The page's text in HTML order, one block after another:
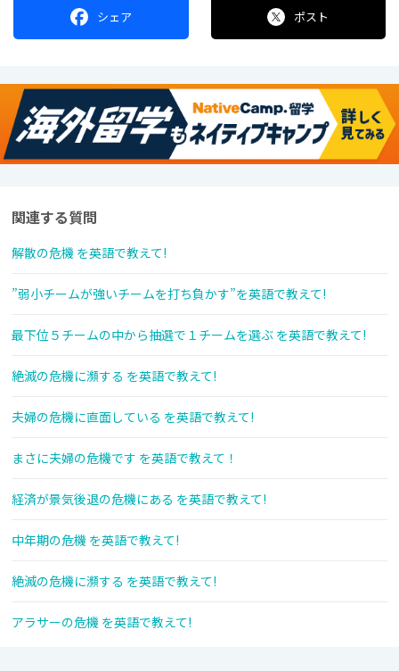
シェア ポスト
関連する質問
解散の危機 を英語で教えて!
”弱小チームが強いチームを打ち負かす”を英語で教えて!
最下位５チームの中から抽選で１チームを選ぶ を英語で教えて!
絶滅の危機に瀕する を英語で教えて!
夫婦の危機に直面している を英語で教えて!
まさに夫婦の危機です を英語で教えて！
経済が景気後退の危機にある を英語で教えて!
中年期の危機 を英語で教えて!
絶滅の危機に瀕する を英語で教えて!
アラサーの危機 を英語で教えて!